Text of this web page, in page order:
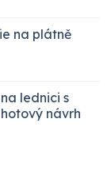
na plátně
Kč
lednici s
návrh